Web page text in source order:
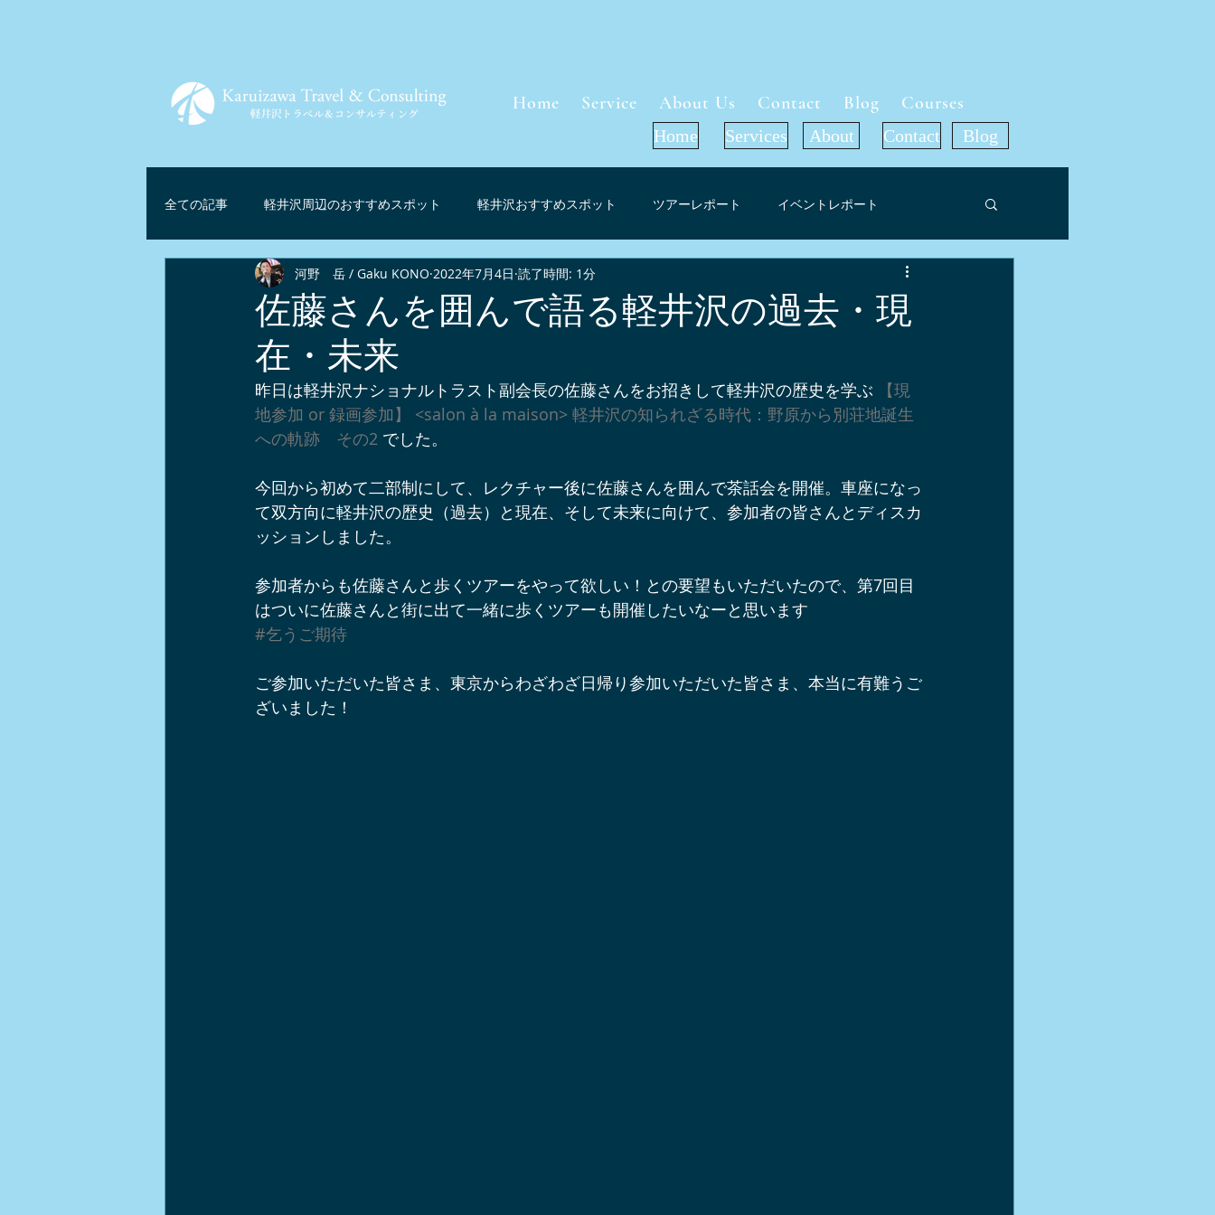
Home Service About Us Contact Blog Courses
Home Services About Contact Blog
全ての記事 軽井沢周辺のおすすめスポット 軽井沢おすすめスポット ツアーレポート イベントレポート
ツアー情報 軽井沢グルメ 軽井沢周辺グルメ インフォメーション
軽井沢リゾートテレワーク マーケット考察
軽井沢ショップ情報 軽井沢周辺ワイナリー 宿泊施設 軽井沢オフサイトミーティング 軽井沢スキー
軽井沢チームビルディング イベント＆プロジェクト情報 軽井沢周辺の酒蔵 軽井沢スノーシュー
ノルディックウォーク
佐藤さんを囲んで語る軽井沢の過去・現
在・未来
河野 岳 / Gaku KONO 2022年7月4日 読了時間: 1分
昨日は軽井沢ナショナルトラスト副会長の佐藤さんをお招きして軽井沢の歴史を学ぶ
【現
地参加 or 録画参加】 <salon à la maison> 軽井沢の知られざる時代：野原から別荘地誕生
への軌跡　その2 でした。
今回から初めて二部制にして、レクチャー後に佐藤さんを囲んで茶話会を開催。車座になっ
て双方向に軽井沢の歴史（過去）と現在、そして未来に向けて、参加者の皆さんとディスカ
ッションしました。
参加者からも佐藤さんと歩くツアーをやって欲しい！との要望もいただいたので、第7回目
はついに佐藤さんと街に出て一緒に歩くツアーも開催したいなーと思います
#乞うご期待
ご参加いただいた皆さま、東京からわざわざ日帰り参加いただいた皆さま、本当に有難うご
ざいました！